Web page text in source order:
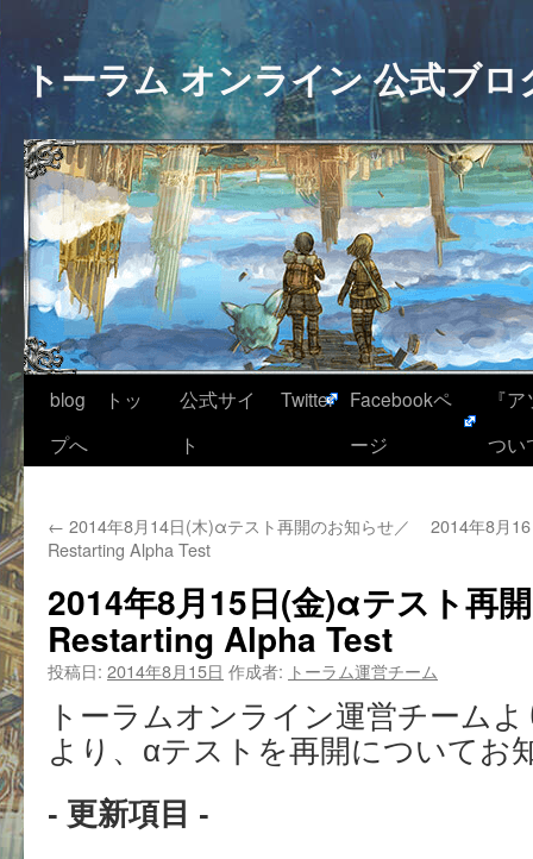
トーラム オンライン 公式ブロ
blog トッ
プへ
公式サイ
ト
Twitter
Facebookペ
ージ
『
つい
← 2014年8月14日(木)αテスト再開のお知らせ／
Restarting Alpha Test
2014年8月
2014年8月15日(金)αテスト再
Restarting Alpha Test
投稿日: 2014年8月15日 作成者: トーラム運営チーム
トーラムオンライン運営チーム
より、αテストを再開についてお
- 更新項目 -